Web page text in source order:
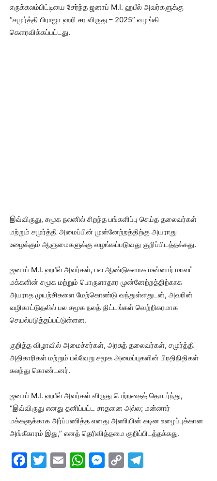
எருக்கலம்பிட்டியை சேர்ந்த ஜனாப் M.I. ஹபீல் அவர்களுக்கு
“சமுர்த்தி பிராஜா ஹரி சர விருது – 2025” வழங்கி
கெளரவிக்கப்பட்டது.
இவ்விருது, சமூக நலனில் சிறந்த பங்களிப்பு செய்த தலைவர்கள்
மற்றும் சமுர்த்தி அமைப்பின் முன்னேற்றத்திற்கு அயராது
உழைக்கும் ஆளுமைகளுக்கு வழங்கப்படுவது குறிப்பிடத்தக்கது.
ஜனாப் M.I. ஹபீல் அவர்கள், பல ஆண்டுகளாக மன்னார் மாவட்ட
மக்களின் சமூக மற்றும் பொருளாதார முன்னேற்றத்திற்காக
அயராத முயற்சிகளை மேற்கொண்டு வந்துள்ளதுடன், அவரின்
வழிகாட்டுதலில் பல சமூக நலத் திட்டங்கள் வெற்றிகரமாக
செயல்படுத்தப்பட்டுள்ளன.
குறித்த விழாவில் அமைச்சர்கள், அரசுத் தலைவர்கள், சமுர்த்தி
அதிகாரிகள் மற்றும் பல்வேறு சமூக அமைப்புகளின் பிரதிநிதிகள்
கலந்து கொண்டனர்.
ஜனாப் M.I. ஹபீல் அவர்கள் விருது பெற்றதைத் தொடர்ந்து,
“இவ்விருது எனது தனிப்பட்ட சாதனை அல்ல; மன்னார்
மக்களுக்காக அர்ப்பணித்த எனது அணியின் கடின உழைப்புக்கான
அங்கீகாரம் இது,” எனத் தெரிவித்தமை குறிப்பிடத்தக்கது.
F
T
E
W M C